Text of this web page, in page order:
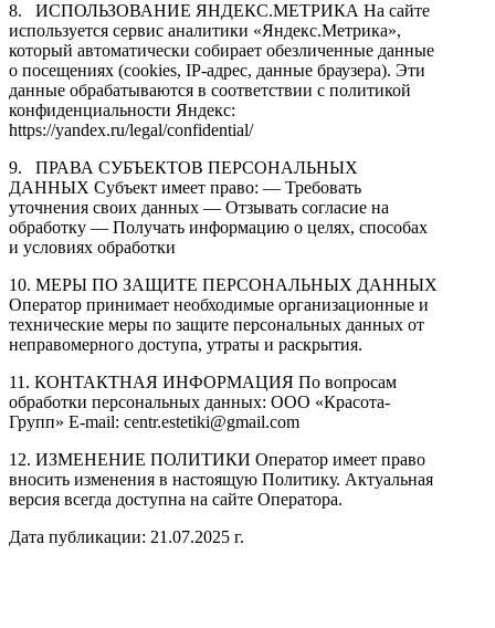
8.
ИСПОЛЬЗОВАНИЕ ЯНДЕКС.МЕТРИКА На сайте
используется сервис аналитики «Яндекс.Метрика»,
который автоматически собирает обезличенные данные
о посещениях (cookies, IP-адрес, данные браузера). Эти
данные обрабатываются в соответствии с политикой
конфиденциальности Яндекс:
https://yandex.ru/legal/confidential/
9.
ПРАВА СУБЪЕКТОВ ПЕРСОНАЛЬНЫХ
ДАННЫХ Субъект имеет право: — Требовать
уточнения своих данных — Отзывать согласие на
обработку — Получать информацию о целях, способах
и условиях обработки
10. МЕРЫ ПО ЗАЩИТЕ ПЕРСОНАЛЬНЫХ ДАННЫХ
Оператор принимает необходимые организационные и
технические меры по защите персональных данных от
неправомерного доступа, утраты и раскрытия.
11. КОНТАКТНАЯ ИНФОРМАЦИЯ По вопросам
обработки персональных данных: ООО «Красота-
Групп» E-mail: centr.estetiki@gmail.com
12. ИЗМЕНЕНИЕ ПОЛИТИКИ Оператор имеет право
вносить изменения в настоящую Политику. Актуальная
версия всегда доступна на сайте Оператора.
Дата публикации: 21.07.2025 г.